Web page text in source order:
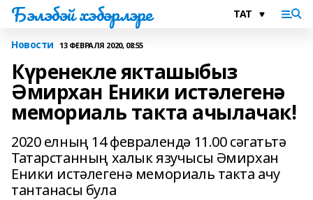
Бэлэбэй хэбэрлэре
Новости 13 ФЕВРАЛЯ 2020, 08:55
Күренекле якташыбыз
Әмирхан Еники истәлегенә
мемориаль такта ачылачак!
2020 елның 14 февралендә 11.00 сәгатьтә
Татарстанның халык язучысы Әмирхан
Еники истәлегенә мемориаль такта ачу
тантанасы була